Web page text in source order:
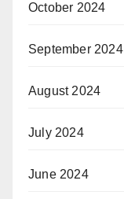
October 2024
September 2024
August 2024
July 2024
June 2024